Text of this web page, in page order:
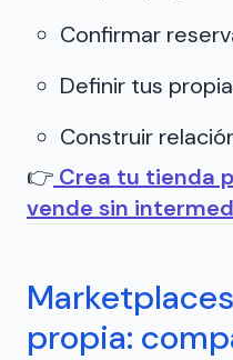
Confirmar
Definir tus
Construir
👉 Crea tu tienda
vende sin
propia: